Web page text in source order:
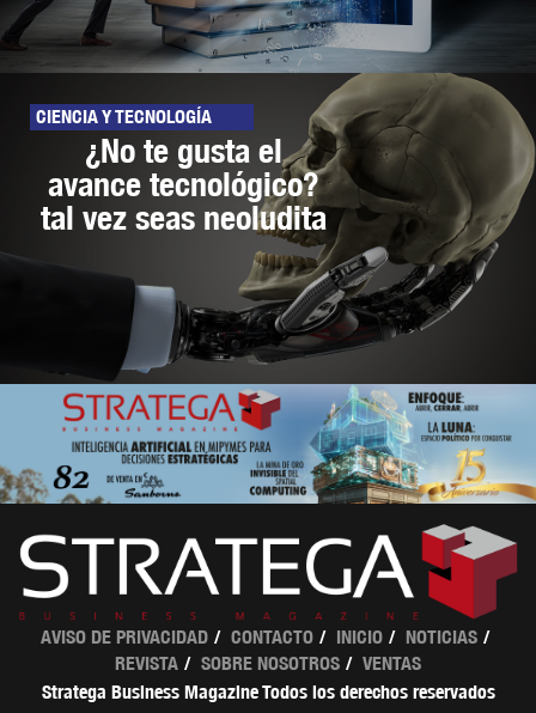
CIENCIA Y TECNOLOGÍA
¿No te gusta el
avance tecnológico?
tal vez seas neoludita
AVISO DE PRIVACIDAD CONTACTO INICIO
NOTICIAS
REVISTA
SOBRE NOSOTROS
VENTAS
Stratega Business Magazine Todos los derechos reservados